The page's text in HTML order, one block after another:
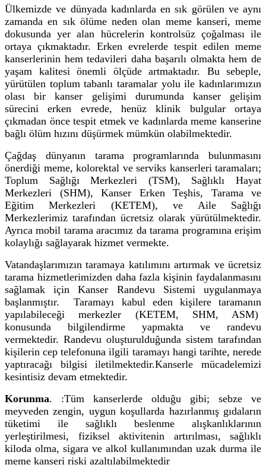
Ülkemizde ve dünyada kadınlarda en sık görülen ve aynı
zamanda en sık ölüme neden olan meme kanseri, meme
dokusunda yer alan hücrelerin kontrolsüz çoğalması ile
ortaya çıkmaktadır. Erken evrelerde tespit edilen meme
kanserlerinin hem tedavileri daha başarılı olmakta hem de
yaşam kalitesi önemli ölçüde artmaktadır. Bu sebeple,
yürütülen toplum tabanlı taramalar yolu ile kadınlarımızın
olası bir kanser gelişimi durumunda kanser gelişim
sürecini erken evrede, henüz klinik bulgular ortaya
çıkmadan önce tespit etmek ve kadınlarda meme kanserine
bağlı ölüm hızını düşürmek mümkün olabilmektedir.
Çağdaş dünyanın tarama programlarında bulunmasını
önerdiği meme, kolorektal ve serviks kanserleri taramaları;
Toplum Sağlığı Merkezleri (TSM), Sağlıklı Hayat
Merkezleri (SHM), Kanser Erken Teşhis, Tarama ve
Eğitim Merkezleri (KETEM), ve Aile Sağlığı
Merkezlerimiz tarafından ücretsiz olarak yürütülmektedir.
Ayrıca mobil tarama aracımız da tarama programına erişim
kolaylığı sağlayarak hizmet vermekte.
Vatandaşlarımızın taramaya katılımını artırmak ve ücretsiz
tarama hizmetlerimizden daha fazla kişinin faydalanmasını
sağlamak için Kanser Randevu Sistemi uygulanmaya
başlanmıştır. Taramayı kabul eden kişilere taramanın
yapılabileceği merkezler (KETEM, SHM, ASM)
konusunda bilgilendirme yapmakta ve randevu
vermektedir. Randevu oluşturulduğunda sistem tarafından
kişilerin cep telefonuna ilgili taramayı hangi tarihte, nerede
yaptıracağı bilgisi iletilmektedir.Kanserle mücadelemizi
kesintisiz devam etmektedir.
Korunma. :Tüm kanserlerde olduğu gibi; sebze ve
meyveden zengin, uygun koşullarda hazırlanmış gıdaların
tüketimi ile sağlıklı beslenme alışkanlıklarının
yerleştirilmesi, fiziksel aktivitenin artırılması, sağlıklı
kiloda olma, sigara ve alkol kullanımından uzak durma ile
meme kanseri riski azaltılabilmektedir